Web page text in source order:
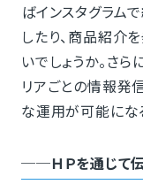
ばインスタグラム
したり、商品紹介
いでしょうか。さ
リアごとの情報発
な運用が可能にな
──ＨＰを通じて